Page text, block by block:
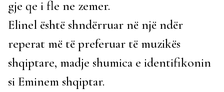
gje qe i fle ne zemer.
Elinel është shndërruar në një ndër
reperat më të preferuar të muzikës
shqiptare, madje shumica e identifikonin
si Eminem shqiptar.